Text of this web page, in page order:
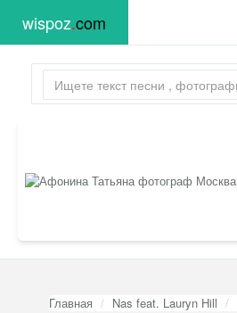
wispoz.com
Главная Nas feat. Lauryn Hill